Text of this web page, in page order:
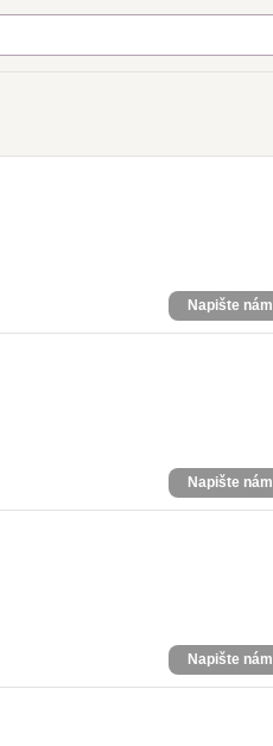
Napište nám
Napište nám
Napište nám